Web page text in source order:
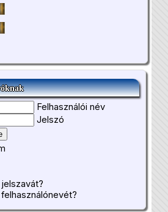
Felhasználói név
Jelszó